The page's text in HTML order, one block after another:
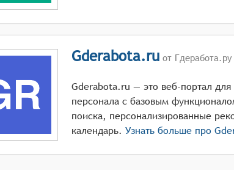
Gderabota.ru от Гдеработа.ру
Gderabota.ru — это веб-портал
персонала с базовым
поиска, персонализированные
календарь. Узнать больше про